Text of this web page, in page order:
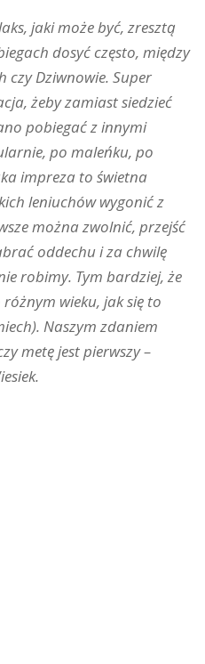
jaki może być, zresztą
dosyć często, między
czy Dziwnowie. Super
żeby zamiast siedzieć
pobiegać z innymi
po maleńku, po
impreza to świetna
leniuchów wygonić z
można zwolnić, przejść
oddechu i za chwilę
robimy. Tym bardziej, że
wieku, jak się to
Naszym zdaniem
metę jest pierwszy –